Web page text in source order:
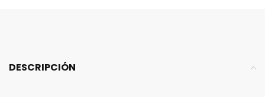
DESCRIPCIÓN